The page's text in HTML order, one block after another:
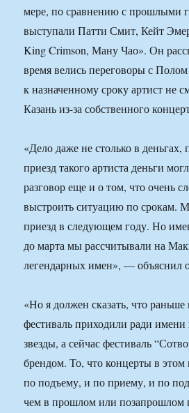
мере, по сравнению с прошлыми
выступали Патти Смит, Кейт
King Crimson, Ману Чао». Он
время велись переговоры с
к назначенному сроку артист не
Казань из-за собственного
«Дело даже не столько в деньгах,
приезд такого артиста деньги
разговор еще и о том, что очень
выстроить ситуацию по срокам.
приезд в следующем году. Но
до марта мы рассчитывали на
легендарных имен», — объяснил
«Но я должен сказать, что
фестиваль приходили ради имени
звезды, а сейчас фестиваль
брендом. То, что концерты в этом
по подъему, и по приему, и по
чем в прошлом или позапрошлом